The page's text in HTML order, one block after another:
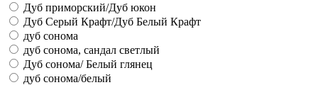
Дуб приморский/Дуб юкон
Дуб Серый Крафт/Дуб Белый Крафт
дуб сонома
дуб сонома, сандал светлый
Дуб сонома/ Белый глянец
дуб сонома/белый